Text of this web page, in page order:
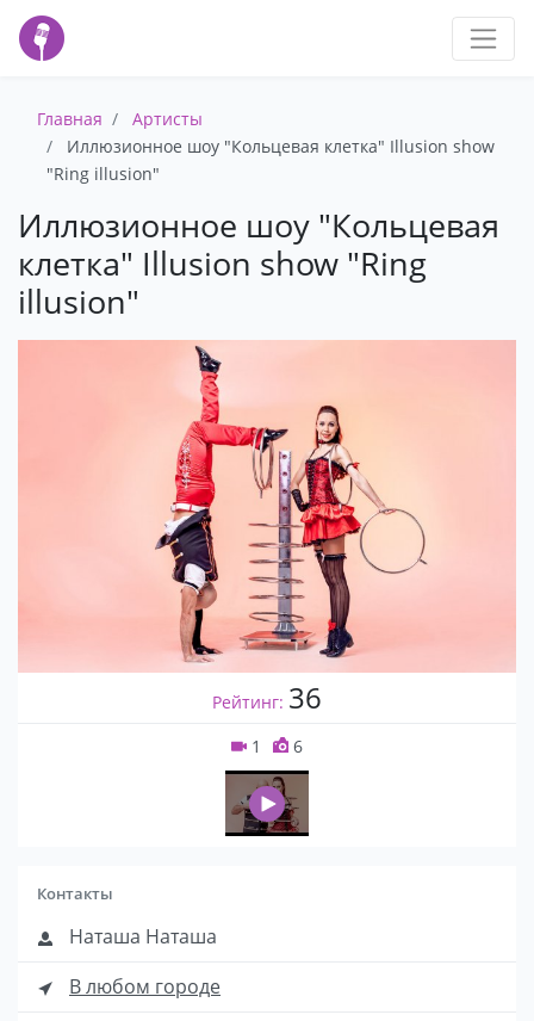
Главная
Артисты
Иллюзионное шоу "Кольцевая клетка" Illusion show
"Ring illusion"
Иллюзионное шоу "Кольцевая
клетка" Illusion show "Ring
illusion"
Рейтинг: 36
1 6
Контакты
Наташа Наташа
В любом городе